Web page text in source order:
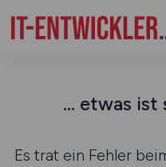
... etwas ist
Es trat ein Fehler